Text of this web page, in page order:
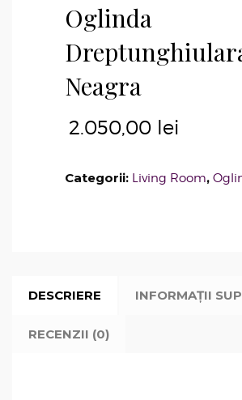
Oglinda
Neagra
2.050,00 lei
Categorii: Living Room,
DESCRIERE INFORMAȚII
RECENZII (0)